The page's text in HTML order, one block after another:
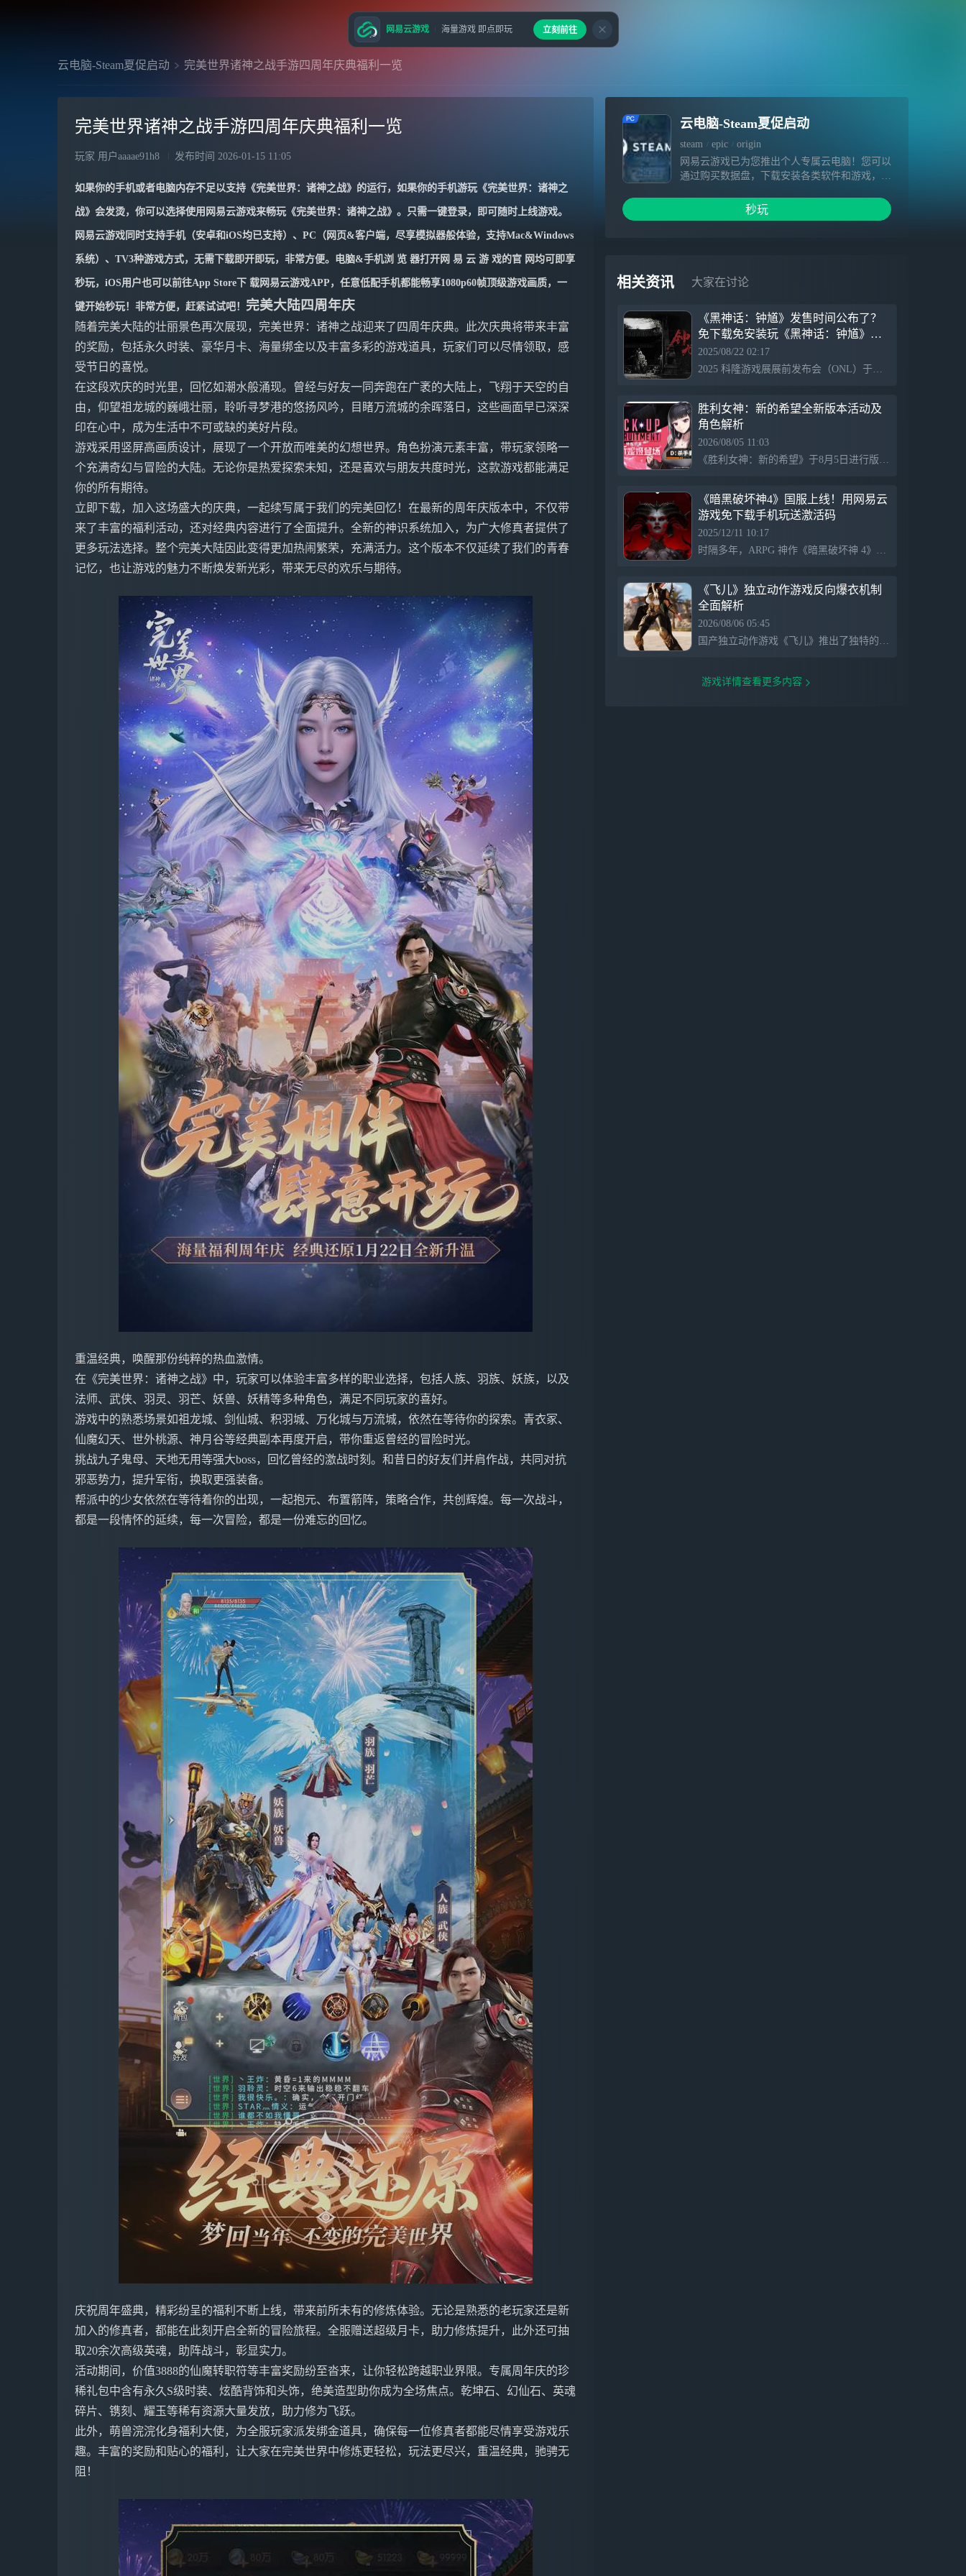
云电脑-Steam夏促启动 完美世界诸神之战手游四周年庆典福利一览
完美世界诸神之战手游四周年庆典福利一览
玩家 用户aaaae91h8 发布时间 2026-01-15 11:05
如果你的手机或者电脑内存不足以支持《完美世界：诸神之战》的运行，如果你的手机游玩《完美世界：诸神之
战》会发烫，你可以选择使用网易云游戏来畅玩《完美世界：诸神之战》。只需一键登录，即可随时上线游戏。
网易云游戏同时支持手机（安卓和iOS均已支持）、PC（网页&客户端，尽享模拟器般体验，支持Mac&Windows
系统）、TV3种游戏方式，无需下载即开即玩，非常方便。电脑&手机浏 览 器打开网 易 云 游 戏的官 网均可即享
秒玩，iOS用户也可以前往App Store下 载网易云游戏APP，任意低配手机都能畅享1080p60帧顶级游戏画质，一
键开始秒玩！非常方便，赶紧试试吧！ 完美大陆四周年庆
随着完美大陆的壮丽景色再次展现，完美世界：诸神之战迎来了四周年庆典。此次庆典将带来丰富
的奖励，包括永久时装、豪华月卡、海量绑金以及丰富多彩的游戏道具，玩家们可以尽情领取，感
受节日的喜悦。
在这段欢庆的时光里，回忆如潮水般涌现。曾经与好友一同奔跑在广袤的大陆上，飞翔于天空的自
由，仰望祖龙城的巍峨壮丽，聆听寻梦港的悠扬风吟，目睹万流城的余晖落日，这些画面早已深深
印在心中，成为生活中不可或缺的美好片段。
游戏采用竖屏高画质设计，展现了一个开放而唯美的幻想世界。角色扮演元素丰富，带玩家领略一
个充满奇幻与冒险的大陆。无论你是热爱探索未知，还是喜欢与朋友共度时光，这款游戏都能满足
你的所有期待。
立即下载，加入这场盛大的庆典，一起续写属于我们的完美回忆！在最新的周年庆版本中，不仅带
来了丰富的福利活动，还对经典内容进行了全面提升。全新的神识系统加入，为广大修真者提供了
更多玩法选择。整个完美大陆因此变得更加热闹繁荣，充满活力。这个版本不仅延续了我们的青春
记忆，也让游戏的魅力不断焕发新光彩，带来无尽的欢乐与期待。
重温经典，唤醒那份纯粹的热血激情。
在《完美世界：诸神之战》中，玩家可以体验丰富多样的职业选择，包括人族、羽族、妖族，以及
法师、武侠、羽灵、羽芒、妖兽、妖精等多种角色，满足不同玩家的喜好。
游戏中的熟悉场景如祖龙城、剑仙城、积羽城、万化城与万流城，依然在等待你的探索。青衣冢、
仙魔幻天、世外桃源、神月谷等经典副本再度开启，带你重返曾经的冒险时光。
挑战九子鬼母、天地无用等强大boss，回忆曾经的激战时刻。和昔日的好友们并肩作战，共同对抗
邪恶势力，提升军衔，换取更强装备。
帮派中的少女依然在等待着你的出现，一起抱元、布置箭阵，策略合作，共创辉煌。每一次战斗，
都是一段情怀的延续，每一次冒险，都是一份难忘的回忆。
庆祝周年盛典，精彩纷呈的福利不断上线，带来前所未有的修炼体验。无论是熟悉的老玩家还是新
加入的修真者，都能在此刻开启全新的冒险旅程。全服赠送超级月卡，助力修炼提升，此外还可抽
取20余次高级英魂，助阵战斗，彰显实力。
活动期间，价值3888的仙魔转职符等丰富奖励纷至沓来，让你轻松跨越职业界限。专属周年庆的珍
稀礼包中含有永久S级时装、炫酷背饰和头饰，绝美造型助你成为全场焦点。乾坤石、幻仙石、英魂
碎片、镌刻、耀玉等稀有资源大量发放，助力修为飞跃。
此外，萌兽浣浣化身福利大使，为全服玩家派发绑金道具，确保每一位修真者都能尽情享受游戏乐
趣。丰富的奖励和贴心的福利，让大家在完美世界中修炼更轻松，玩法更尽兴，重温经典，驰骋无
阻！
云电脑-Steam夏促启动
steam epic
origin
网易云游戏已为您推出个人专属云电脑！您可以
通过购买数据盘，下载安装各类软件和游戏，相
配置、极快下载速度、畅快游戏体验等着您～
1.硬件不受限，提供免费加速&挂机，3A大作一
秒玩
相关资讯 大家在讨论
《黑神话：钟馗》发售时间公布了？
免下载免安装玩《黑神话：钟馗》攻
略，云游戏云电脑不吃设备！
2025/08/22 02:17
2025 科隆游戏展展前发布会（ONL）于北京时间 8 月 20 日凌晨举行，游戏科学全新作品《黑神话：钟馗》在最后出场，展示了一段约1分钟的 CG。《黑神话：钟馗》是黑神话系列的第二部作品，作为一款标准的单机动作角色扮演游戏，是以中国民间传说中的著名角色“钟馗”为主要创意来源的单机·动作·角色扮演游戏。来【网易云游戏】参与《黑神话：钟馗》预约活动，抽取游戏CDK现金券、黑猴畅玩时长，PC、手机、TV都能玩！免下载不占空间不发烫，配置直升4070Ti，更有海量3A大作等你来体验，搜索【网易云游戏】下app或开启网页版即刻开启！
胜利女神：新的希望全新版本活动及
角色解析
2026/08/05 11:03
《胜利女神：新的希望》于8月5日进行版本更新，新增剧情活动“kill the lord 覆灭虚像”。新增角色「d：杀手妻子」，为狙击步枪使用者，具备强化队友攻击和提供增益的技能。特殊招募开放至8月19日，SSR概率为4%，获得概率为2%。活动还包括高难度boss挑战和多个签到活动，玩家可通过通关获取奖励。
《暗黑破坏神4》国服上线！用网易云
游戏免下载手机玩送激活码
2025/12/11 10:17
时隔多年，ARPG 神作《暗黑破坏神 4》国服正式定档12 月 12 日同步全球上线 “神圣干涉赛季”，这是国服回归后的首个重磅赛季，天使哈德瑞尔降临庇护之地，带来 12 种全新玩法、装备打造重制、智能怪物进化等核心更新，让玩家与全球勇士站在同一起跑线，共抗阿兹莫丹等魔王入侵！通过网易云游戏，玩家可以无需下载庞大的游戏客户端，即点即玩《暗黑破坏神4》。云游戏平台解决了设备性能的限制问题，即使使用配置较低的设备，也能流畅运行游戏，高质量体验游戏内容。跨平台同步功能也让玩家能够在家用电脑玩，出门用手机继续游戏进程，实现无缝衔接的游戏体验。用网易云游戏玩《暗黑破坏神4》还能抽奖得价值488的游戏狂欢版礼包！
《飞儿》独立动作游戏反向爆衣机制
全面解析
2026/08/06 05:45
国产独立动作游戏《飞儿》推出了独特的“反向爆衣”机制，角色在生命值降低时自动穿上护甲以增加防御，而通过战斗恢复血量后又回到清凉状态，保留防御提升。游戏由开发者bigfireball打造，主打高难度战斗与多种武器搭配，设有“露骨”系统和“手残难度”选项以降低上手难度。游戏现已在Steam上销售，并持续更新新内容。
游戏详情查看更多内容
网易云游戏 海量游戏 即点即玩 立刻前往